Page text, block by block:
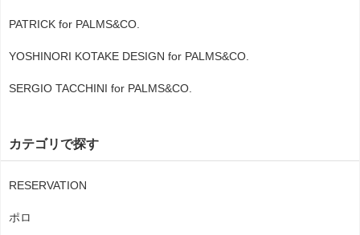
PATRICK for PALMS&CO.
YOSHINORI KOTAKE DESIGN for PALMS&CO.
SERGIO TACCHINI for PALMS&CO.
カテゴリで探す
RESERVATION
ポロ